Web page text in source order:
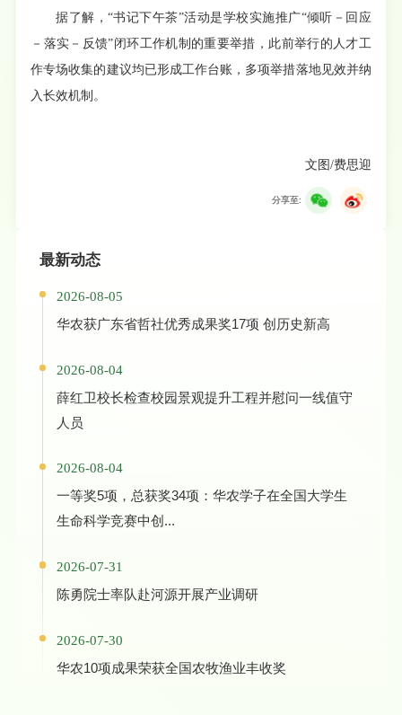
据了解，“书记下午茶”活动是学校实施推广“倾听－回应
－落实－反馈”闭环工作机制的重要举措，此前举行的人才工
作专场收集的建议均已形成工作台账，多项举措落地见效并纳
入长效机制。
文图/费思迎
分享至:
最新动态
2026-08-05
华农获广东省哲社优秀成果奖17项 创历史新高
2026-08-04
薛红卫校长检查校园景观提升工程并慰问一线值守
人员
2026-08-04
一等奖5项，总获奖34项：华农学子在全国大学生
生命科学竞赛中创...
2026-07-31
陈勇院士率队赴河源开展产业调研
2026-07-30
华农10项成果荣获全国农牧渔业丰收奖